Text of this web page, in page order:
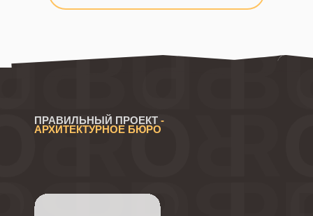
ПРАВИЛЬНЫЙ ПРОЕКТ -
АРХИТЕКТУРНОЕ БЮРО